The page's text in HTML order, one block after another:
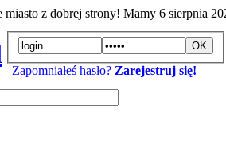
miasto z dobrej strony! Mamy 6 sierpnia
Zapomniałeś hasło? Zarejestruj się!